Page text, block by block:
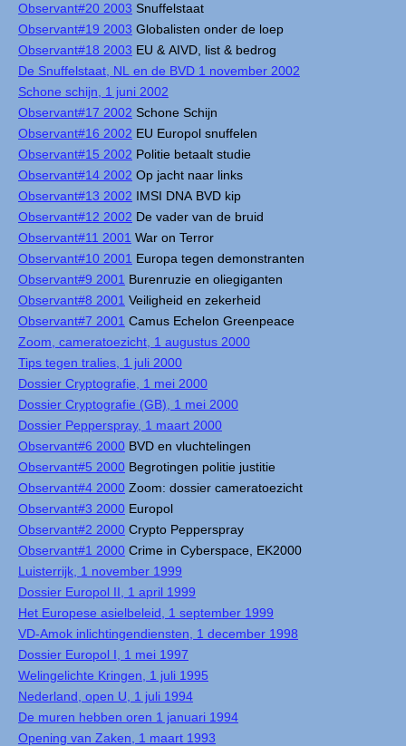
Observant#20 2003 Snuffelstaat
Observant#19 2003 Globalisten onder de loep
Observant#18 2003 EU & AIVD, list & bedrog
De Snuffelstaat, NL en de BVD 1 november 2002
Schone schijn, 1 juni 2002
Observant#17 2002 Schone Schijn
Observant#16 2002 EU Europol snuffelen
Observant#15 2002 Politie betaalt studie
Observant#14 2002 Op jacht naar links
Observant#13 2002 IMSI DNA BVD kip
Observant#12 2002 De vader van de bruid
Observant#11 2001 War on Terror
Observant#10 2001 Europa tegen demonstranten
Observant#9 2001 Burenruzie en oliegiganten
Observant#8 2001 Veiligheid en zekerheid
Observant#7 2001 Camus Echelon Greenpeace
Zoom, cameratoezicht, 1 augustus 2000
Tips tegen tralies, 1 juli 2000
Dossier Cryptografie, 1 mei 2000
Dossier Cryptografie (GB), 1 mei 2000
Dossier Pepperspray, 1 maart 2000
Observant#6 2000 BVD en vluchtelingen
Observant#5 2000 Begrotingen politie justitie
Observant#4 2000 Zoom: dossier cameratoezicht
Observant#3 2000 Europol
Observant#2 2000 Crypto Pepperspray
Observant#1 2000 Crime in Cyberspace, EK2000
Luisterrijk, 1 november 1999
Dossier Europol II, 1 april 1999
Het Europese asielbeleid, 1 september 1999
VD-Amok inlichtingendiensten, 1 december 1998
Dossier Europol I, 1 mei 1997
Welingelichte Kringen, 1 juli 1995
Nederland, open U, 1 juli 1994
De muren hebben oren 1 januari 1994
Opening van Zaken, 1 maart 1993